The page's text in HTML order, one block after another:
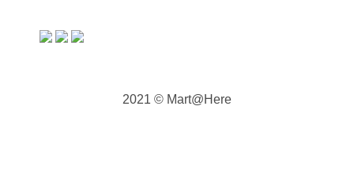
2021 © Mart@Here